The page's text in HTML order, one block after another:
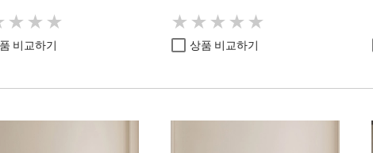
★ ★ ★
★ ★ ★
비교하기
★ ★ ★ ★ ★
★ ★ ★ ★ ★
상품 비교하기